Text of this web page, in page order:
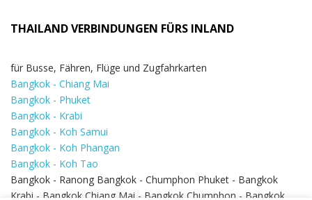
THAILAND VERBINDUNGEN FÜRS INLAND
für Busse, Fähren, Flüge und Zugfahrkarten
Bangkok - Chiang Mai
Bangkok - Phuket
Bangkok - Krabi
Bangkok - Koh Samui
Bangkok - Koh Phangan
Bangkok - Koh Tao
Bangkok - Ranong Bangkok - Chumphon Phuket - Bangkok
Krabi - Bangkok Chiang Mai - Bangkok Chumphon - Bangkok